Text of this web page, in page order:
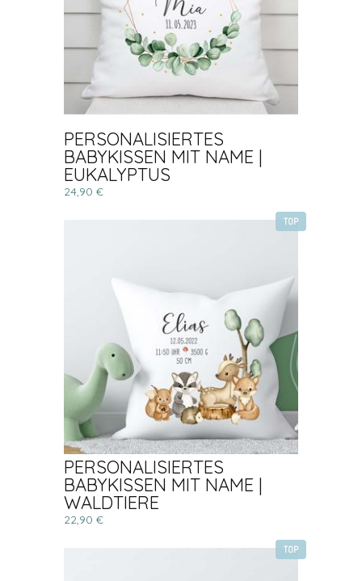
PERSONALISIERTES
BABYKISSEN MIT NAME |
EUKALYPTUS
24,90 €
TOP
PERSONALISIERTES
BABYKISSEN MIT NAME |
WALDTIERE
22,90 €
TOP